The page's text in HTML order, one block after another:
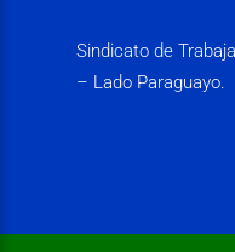
Sindicato de
– Lado Paraguayo.